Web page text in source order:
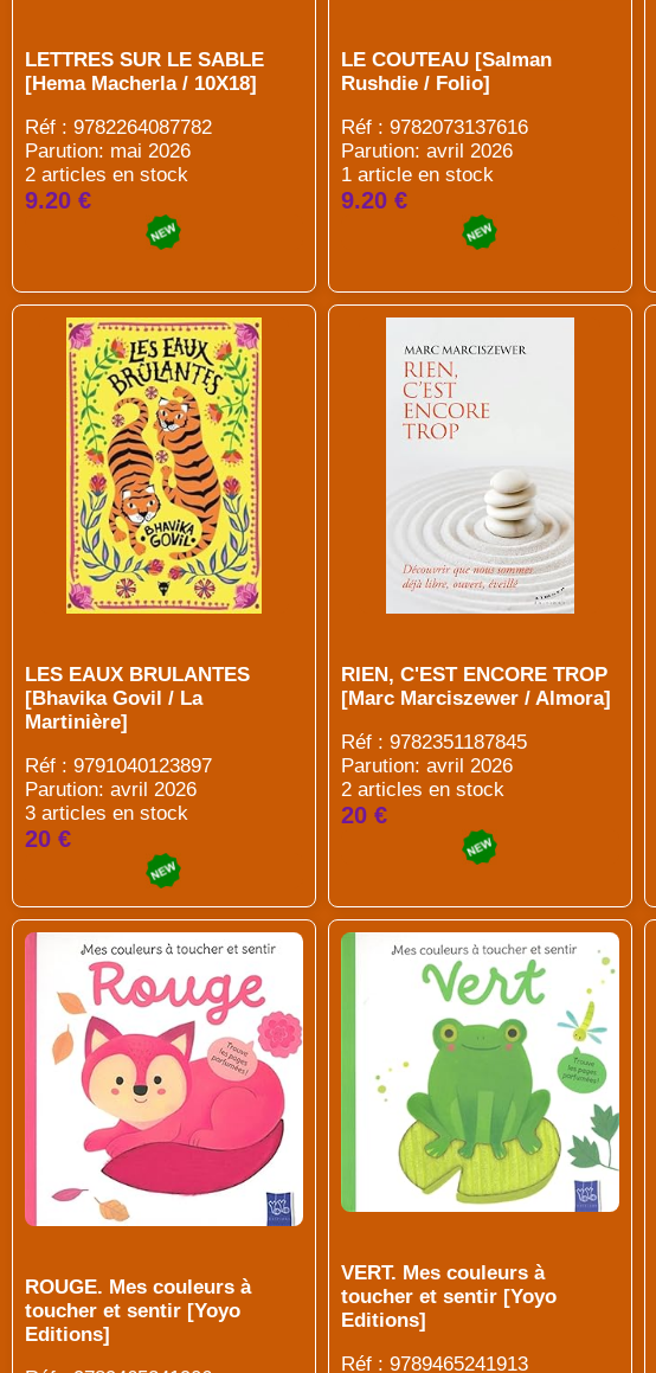
LETTRES SUR LE SABLE
[Hema Macherla / 10X18]
Réf : 9782264087782
Parution: mai 2026
2 articles en stock
9.20 €
LE COUTEAU [Salman
Rushdie / Folio]
Réf : 9782073137616
Parution: avril 2026
1 article en stock
9.20 €
LES EAUX BRULANTES
[Bhavika Govil / La
Martinière]
Réf : 9791040123897
Parution: avril 2026
3 articles en stock
20 €
RIEN, C'EST ENCORE TROP
[Marc Marciszewer / Almora]
Réf : 9782351187845
Parution: avril 2026
2 articles en stock
20 €
ROUGE. Mes couleurs à
toucher et sentir [Yoyo
Editions]
VERT. Mes couleurs à
toucher et sentir [Yoyo
Editions]
Réf : 9789465241913